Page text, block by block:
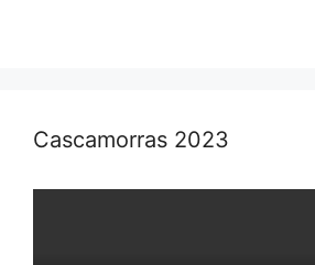
Cascamorras 2023